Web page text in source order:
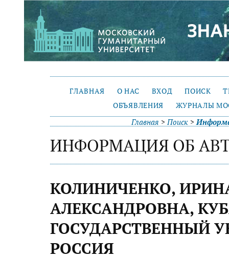
ГЛАВНАЯ О НАС ВХОД ПОИСК
ОБЪЯВЛЕНИЯ
ЖУРНАЛЫ
Главная >Поиск >
ИНФОРМАЦИЯ ОБ
КОЛИНИЧЕНКО,
АЛЕКСАНДРОВНА,
ГОСУДАРСТВЕННЫЙ
РОССИЯ